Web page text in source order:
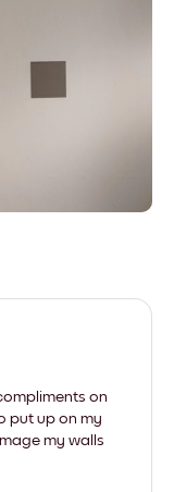
on
put up on my
my walls